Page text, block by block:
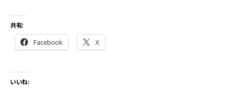
共有:
Facebook X
いいね: